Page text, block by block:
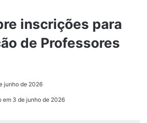
inscrições para
de Professores
junho de 2026
em 3 de junho de 2026